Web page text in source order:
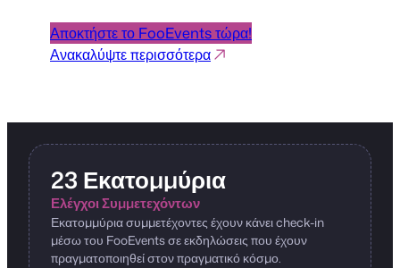
Αποκτήστε το FooEvents τώρα!
Ανακαλύψτε περισσότερα
23 Εκατομμύρια
Ελέγχοι Συμμετεχόντων
Εκατομμύρια συμμετέχοντες έχουν κάνει check-in
μέσω του FooEvents σε εκδηλώσεις που έχουν
πραγματοποιηθεί στον πραγματικό κόσμο.